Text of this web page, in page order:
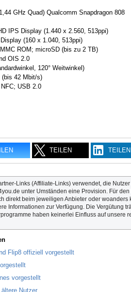
GHz Quad) Qualcomm Snapdragon 808
IPS Display (1.440 x 2.560, 513ppi)
(160 x 1.040, 513ppi)
ROM; microSD (bis zu 2 TB)
OIS 2.0
120° Weitwinkel)
(bis 42 Mbit/s)
USB 2.0
TEILEN TEILEN
Links (Affiliate-Links) verwendet, die
unter Umständen eine Provision. Für
direkt beim jeweiligen Anbieter oder
Informationen zur Verfügung. Die Vergütung
haben keinerlei Einfluss auf unsere
Flip8 offiziell vorgestellt
vorgestellt
Nutzer